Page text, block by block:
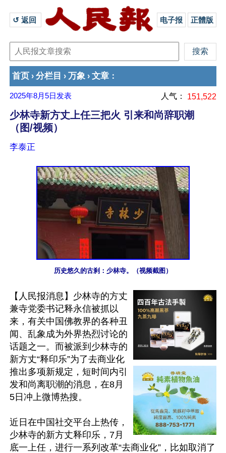
↺ 返回 电子报 正體版
首页 › 分栏目 › 万象 › 文章 ：
2025年8月5日 发表 人气： 151,522
少林寺新方丈上任三把火 引来和尚辞职潮
（图/视频）
李泰正
历史悠久的古刹：少林寺。（视频截图）
【人民报消息】少林寺的方丈
兼寺党委书记释永信被抓以
来，有关中国佛教界的各种丑
闻、乱象成为外界热烈讨论的
话题之一。而被派到少林寺的
新方丈“释印乐”为了去商业化
推出多项新规定，短时间内引
发和尚离职潮的消息，在8月
5日冲上微博热搜。
近日在中国社交平台上热传，
少林寺的新方丈释印乐，7月
底一上任，进行一系列改革“去商业化”，比如取消了